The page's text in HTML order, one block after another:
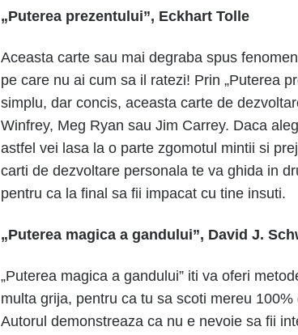
„Puterea prezentului”, Eckhart Tolle
Aceasta carte sau mai degraba spus
pe care nu ai cum sa il ratezi! Prin „Puterea
simplu, dar concis, aceasta carte de
Winfrey, Meg Ryan sau Jim Carrey. Daca
astfel vei lasa la o parte zgomotul mintii si
carti de dezvoltare personala te va ghida in
pentru ca la final sa fii impacat cu tine insuti.
„Puterea magica a gandului”, David J.
„Puterea magica a gandului” iti va oferi
multa grija, pentru ca tu sa scoti mereu
Autorul demonstreaza ca nu e nevoie sa fii